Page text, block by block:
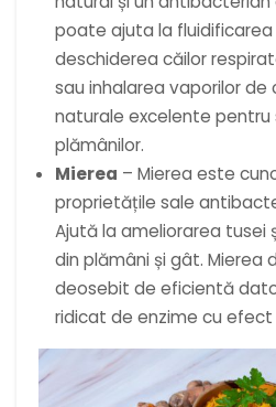
poate ajuta la fluidificarea
deschiderea căilor
sau inhalarea vaporilor
naturale excelente
plămânilor.
Mierea – Mierea este
proprietățile sale
Ajută la ameliorarea tusei
din plămâni și gât. Mierea
deosebit de eficientă
ridicat de enzime cu